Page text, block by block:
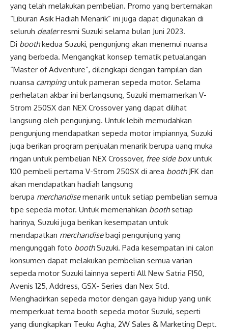
yang telah melakukan pembelian. Promo yang bertemakan
“Liburan Asik Hadiah Menarik” ini juga dapat digunakan di
seluruh dealerresmi Suzuki selama bulan Juni 2023.
Di boothkedua Suzuki, pengunjung akan menemui nuansa
yang berbeda. Mengangkat konsep tematik petualangan
“Master of Adventure”, dilengkapi dengan tampilan dan
nuansa campinguntuk pameran sepeda motor. Selama
perhelatan akbar ini berlangsung, Suzuki memamerkan V-
Strom 250SX dan NEX Crossover yang dapat dilihat
langsung oleh pengunjung. Untuk lebih memudahkan
pengunjung mendapatkan sepeda motor impiannya, Suzuki
juga berikan program penjualan menarik berupa uang muka
ringan untuk pembelian NEX Crossover, free side boxuntuk
100 pembeli pertama V-Strom 250SX di area boothJFK dan
akan mendapatkan hadiah langsung
berupa merchandisemenarik untuk setiap pembelian semua
tipe sepeda motor. Untuk memeriahkan boothsetiap
harinya, Suzuki juga berikan kesempatan untuk
mendapatkan merchandisebagi pengunjung yang
mengunggah foto boothSuzuki. Pada kesempatan ini calon
konsumen dapat melakukan pembelian semua varian
sepeda motor Suzuki lainnya seperti All New Satria F150,
Avenis 125, Address, GSX- Series dan Nex Std.
Menghadirkan sepeda motor dengan gaya hidup yang unik
memperkuat tema booth sepeda motor Suzuki, seperti
yang diungkapkan Teuku Agha, 2W Sales & Marketing Dept.